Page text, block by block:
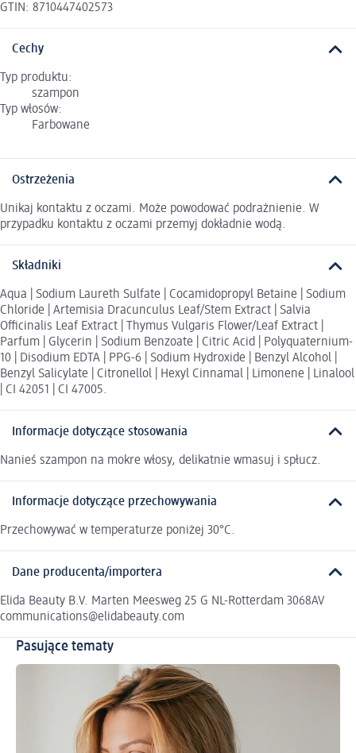
GTIN: 8710447402573
Cechy
Typ produktu:
szampon
Typ włosów:
Farbowane
Ostrzeżenia
Unikaj kontaktu z oczami. Może powodować podrażnienie. W
przypadku kontaktu z oczami przemyj dokładnie wodą.
Składniki
Aqua | Sodium Laureth Sulfate | Cocamidopropyl Betaine | Sodium
Chloride | Artemisia Dracunculus Leaf/Stem Extract | Salvia
Officinalis Leaf Extract | Thymus Vulgaris Flower/Leaf Extract |
Parfum | Glycerin | Sodium Benzoate | Citric Acid | Polyquaternium-
10 | Disodium EDTA | PPG-6 | Sodium Hydroxide | Benzyl Alcohol |
Benzyl Salicylate | Citronellol | Hexyl Cinnamal | Limonene | Linalool
| CI 42051 | CI 47005.
Informacje dotyczące stosowania
Nanieś szampon na mokre włosy, delikatnie wmasuj i spłucz.
Informacje dotyczące przechowywania
Przechowywać w temperaturze poniżej 30°C.
Dane producenta/importera
Elida Beauty B.V. Marten Meesweg 25 G NL-Rotterdam 3068AV
communications@elidabeauty.com
Pasujące tematy